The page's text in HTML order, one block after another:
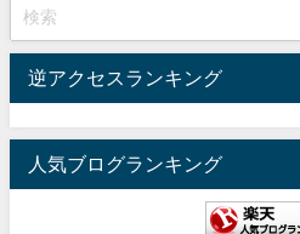
逆アクセスランキング
人気ブログランキング